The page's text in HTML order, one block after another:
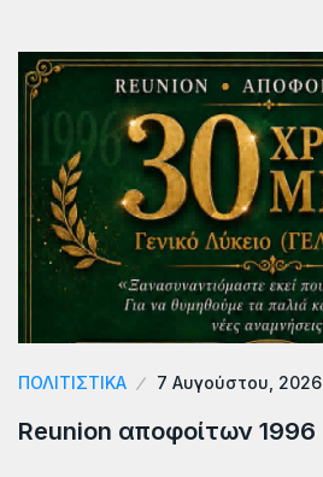
ΠΟΛΙΤΙΣΤΙΚΑ 7 Αυγούστου, 2026
Reunion αποφοίτων 1996